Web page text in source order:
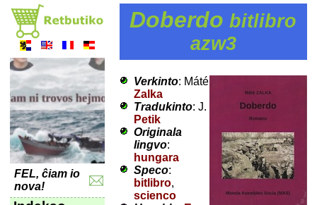
FEL, ĉiam io
nova!
Doberdo bitlibro
azw3
Verkinto: Máté
Zalka
Tradukinto: J.
Petik
Originala
lingvo:
hungara
Speco:
bitlibro,
scienco